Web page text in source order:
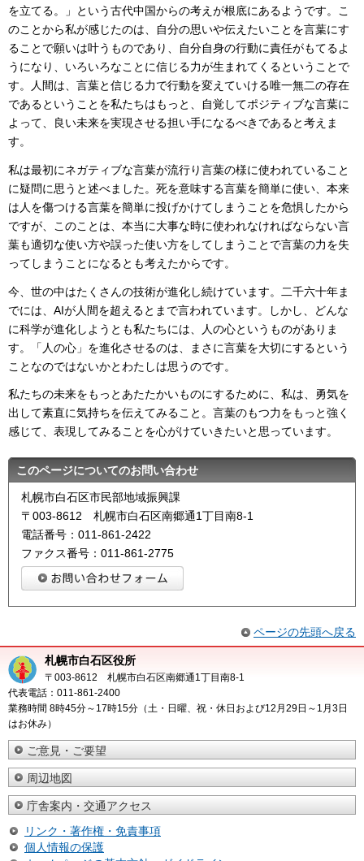
を立てる。」という古代中国からの考えが根底にあるようです。こ
のことから私が感じたのは、自分の思いや伝えたいことを言葉にす
ることで願いは叶うものであり、自分自身の行動に責任がもてるよ
うになり、いろいろなことに信じる力が生まれてくるということで
す。人間は、言葉と信じる力で行動を変えていける唯一無二の存在
であるということを私たちはもっと、自覚してポジティブな言葉に
よって、良い未来を実現させる担い手になるべきであると考えま
す。
私は最初にネガティブな言葉が流行り言葉の様に使われていること
に疑問に思うと述べました。死を意味する言葉を簡単に使い、本来
は人を傷つける言葉を簡単に投げかけてしまうことを危惧したから
ですが、このことは、本当に大事な時に使われなければならない言
葉も適切な使い方や誤った使い方をしてしまうことで言葉の力を失
ってしまうことになるとも考えたからです。
今、世の中はたくさんの技術が進化し続けています。二千六十年ま
でには、AIが人間を超えるとまで言われています。しかし、どんな
に科学が進化しようとも私たちには、人の心というものがありま
す。「人の心」を進化させるのは、まさに言葉を大切にするという
ことなのではないかとわたしは思うのです。
私たちの未来をもっとあたたかいものにするために、私は、勇気を
出して素直に気持ちを伝えてみること。言葉のもつ力をもっと強く
感じて、表現してみることを心がけていきたいと思っています。
このページについてのお問い合わせ
札幌市白石区市民部地域振興課
〒003-8612 札幌市白石区南郷通1丁目南8-1
電話番号：011-861-2422
ファクス番号：011-861-2775
ページの先頭へ戻る
札幌市白石区役所
〒003-8612 札幌市白石区南郷通1丁目南8-1
代表電話：011-861-2400
業務時間 8時45分～17時15分（土・日曜、祝・休日および12月29日～1月3日
はお休み）
ご意見・ご要望
周辺地図
庁舎案内・交通アクセス
リンク・著作権・免責事項
個人情報の保護